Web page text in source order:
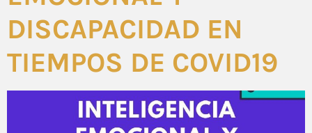
DISCAPACIDAD EN
TIEMPOS DE COVID19